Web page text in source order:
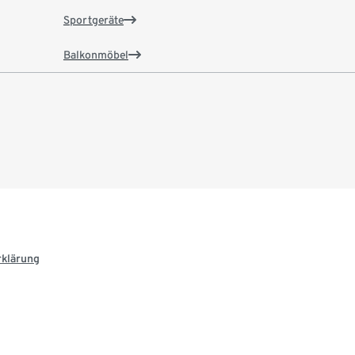
Sportgeräte
Balkonmöbel